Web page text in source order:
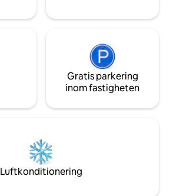
Gratis parkering
inom fastigheten
Luftkonditionering